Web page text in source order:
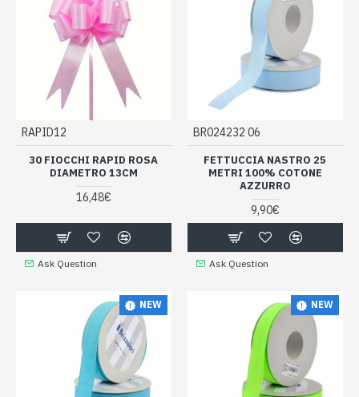
RAPID12
30 FIOCCHI RAPID ROSA
DIAMETRO 13CM
16,48€
Ask Question
BR024232 06
FETTUCCIA NASTRO 25
METRI 100% COTONE
AZZURRO
9,90€
Ask Question
NEW NEW